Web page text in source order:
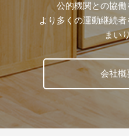
公的機関との協働
より多くの運動継続
まい
会社概